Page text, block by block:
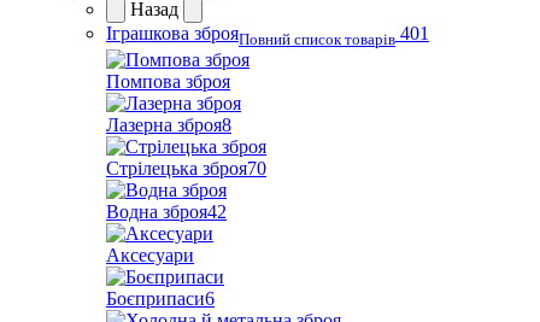
Назад
Іграшкова зброяПовний список товарів 401
Помпова зброя
Лазерна зброя8
Стрілецька зброя70
Водна зброя42
Аксесуари
Боєприпаси6